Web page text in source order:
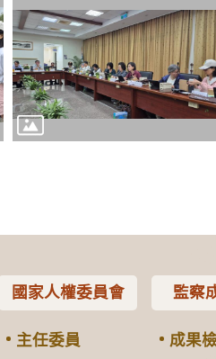
國家人權委員會
主任委員
監察
成果